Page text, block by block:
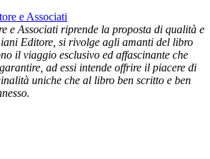
e Associati riprende la proposta di qualità e
Editore, si rivolge agli amanti del libro
il viaggio esclusivo ed affascinante che
ad essi intende offrire il piacere di
uniche che al libro ben scritto e ben